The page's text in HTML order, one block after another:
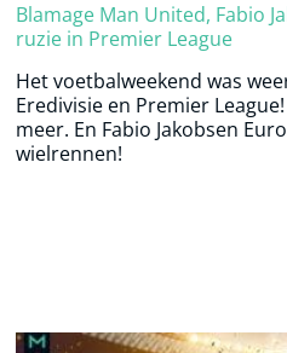
Blamage Man United, Fabio
ruzie in Premier League
Het voetbalweekend was
Eredivisie en Premier
meer. En Fabio Jakobsen
wielrennen!